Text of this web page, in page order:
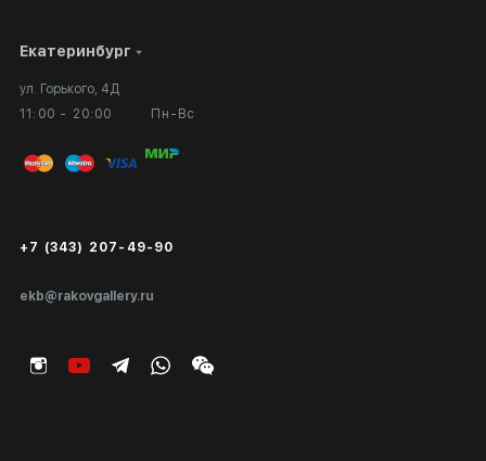
Екатеринбург
ул. Горького, 4Д
11:00 - 20:00
Пн-Вс
ekb@rakovgallery.ru
+7 (343) 207-49-90
Личный кабинет
Вопросы и ответы
Публичная оферта
Экспертиза/Вывоз за границу
Подарочные сертификаты
Сотрудничество
Выставка в галерее